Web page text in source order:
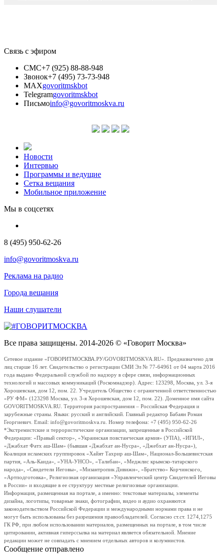
Связь с эфиром
СМС+7 (925) 88-88-948
Звонок+7 (495) 73-73-948
MAXgovoritmskbot
Telegramgovoritmskbot
Письмоinfo@govoritmoskva.ru
Новости
Интервью
Программы и ведущие
Сетка вещания
Мобильное приложение
Мы в соцсетях
8 (495) 950-62-26
info@govoritmoskva.ru
Реклама на радио
Города вещания
Наши слушатели
Все права защищены. 2014-2026 © «Говорит Москва»
Сетевое издание «ГОВОРИТМОСКВА.РУ/GOVORITMOSKVA.RU». Предназначено для
лиц старше 16 лет. Свидетельство о регистрации СМИ Эл № 77-64961 от 04 марта 2016
года выдано Федеральной службой по надзору в сфере связи, информационных
технологий и массовых коммуникаций (Роскомнадзор). Адрес: 123298, Москва, ул. 3-я
Хорошевская, дом 12, пом. 22. Учредитель Общество с ограниченной ответственностью
«РУ ФМ» (123298 Москва, ул. 3-я Хорошевская, дом 12, пом. 22). Доменное имя сайта
GOVORITMOSKVA.RU. Территория распространения – Российская Федерация и
зарубежные страны. Языки: русский и английский. Главный редактор Бабаян Роман
Георгиевич. Email: info@govoritmoskva.ru. Номер телефона: +7 (495) 950-62-26
*Экстремистские и террористические организации, запрещенные в Российской
Федерации: «Правый сектор», «Украинская повстанческая армия» (УПА), «ИГИЛ»,
«Джабхат Фатх аш-Шам» (бывшая «Джабхат ан-Нусра», «Джебхат ан-Нусра»),
Коалиция исламских группировок «Хайят Тахрир аш-Шам», Национал-Большевистская
партия, «Аль-Каида», «УНА-УНСО», «Талибан», «Меджлис крымско-татарского
народа», «Свидетели Иеговы», «Мизантропик Дивижн», «Братство» Корчинского,
«Артподготовка», Религиозная организация «Управленческий центр Свидетелей Иеговы
в России» и входящие в ее структуру местные религиозные организации.
Информация, размещенная на портале, а именно: текстовые материалы, элементы
дизайна, логотипы, товарные знаки, фотографии, видео и аудио охраняются
законодательством Российской Федерации и международными нормами права и не
могут быть использованы без разрешения правообладателей. Согласно ст.ст. 1274,1275
ГК РФ, при любом использовании материалов, размещенных на портале, в том числе
цитировании, активная гиперссылка на материал является обязательной. Мнение
редакции может не совпадать с мнением отдельных авторов и колумнистов.
Сообщение отправлено